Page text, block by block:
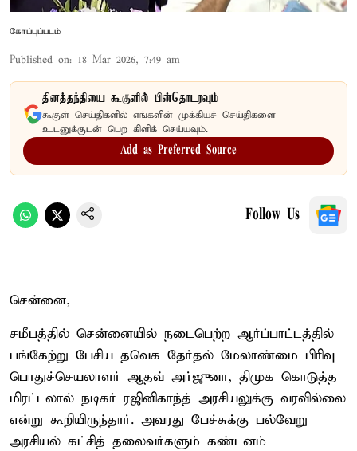
கோப்புப்படம்
Published on: 18 Mar 2026, 7:49 am
தினத்தந்தியை கூகுளில் பின்தொடரவும்
கூகுள் செய்திகளில் எங்களின் முக்கியச் செய்திகளை
உடனுக்குடன் பெற கிளிக் செய்யவும்.
Add as Preferred Source
Follow Us
சென்னை,
சமீபத்தில் சென்னையில் நடைபெற்ற ஆர்ப்பாட்டத்தில்
பங்கேற்று பேசிய தவெக தேர்தல் மேலாண்மை பிரிவு
பொதுச்செயலாளர் ஆதவ் அர்ஜுனா, திமுக கொடுத்த
மிரட்டலால் நடிகர் ரஜினிகாந்த் அரசியலுக்கு வரவில்லை
என்று கூறியிருந்தார். அவரது பேச்சுக்கு பல்வேறு
அரசியல் கட்சித் தலைவர்களும் கண்டனம்